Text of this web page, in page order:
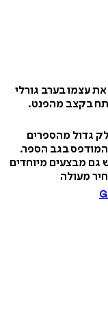
עצמו בערב גורלי
בקצב מהפנט.
גדול מהספרים
בגב הספר.
גם מבצעים מיוחדים
מעולה